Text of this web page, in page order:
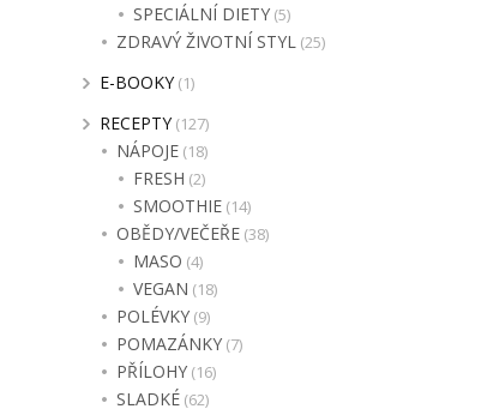
SPECIÁLNÍ DIETY (5)
ZDRAVÝ ŽIVOTNÍ STYL (25)
E-BOOKY(1)
RECEPTY(127)
NÁPOJE (18)
FRESH (2)
SMOOTHIE (14)
OBĚDY/VEČEŘE (38)
MASO (4)
VEGAN (18)
POLÉVKY (9)
POMAZÁNKY (7)
PŘÍLOHY (16)
SLADKÉ (62)